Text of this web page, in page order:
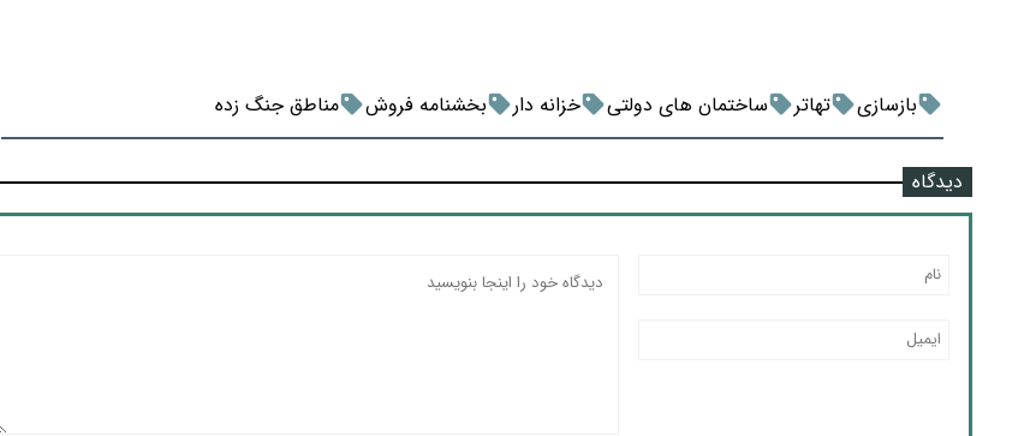
بازسازی تهاتر ساختمان های دولتی خزانه دار بخشنامه فروش مناطق جنگ زده
دیدگاه